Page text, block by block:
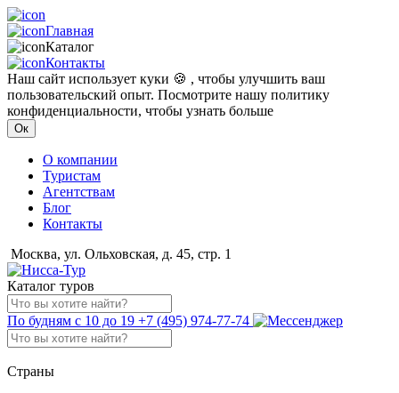
Главная
Каталог
Контакты
Наш сайт использует куки 🍪 , чтобы улучшить ваш
пользовательский опыт. Посмотрите нашу политику
конфиденциальности, чтобы узнать больше
Ок
О компании
Туристам
Агентствам
Блог
Контакты
Москва, ул. Ольховская, д. 45, стр. 1
Каталог туров
По будням с 10 до 19 +7 (495) 974-77-74
Страны